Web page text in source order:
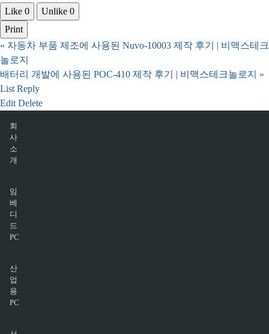
Like 0 Unlike 0
Print
« 자동차 부품 제조에 사용된 Nuvo-10003 제작 후기 | 비맥스테크
놀로지
배터리 개발에 사용된 POC-410 제작 후기 | 비맥스테크놀로지
»
List Reply
Edit Delete
회
사
소
개
임
베
디
드
PC
산
업
용
PC